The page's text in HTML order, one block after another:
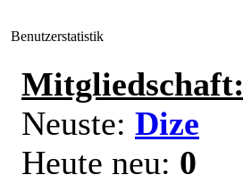
Benutzerstatistik
Mitgliedschaft:
Neuste: Dize
Heute neu: 0